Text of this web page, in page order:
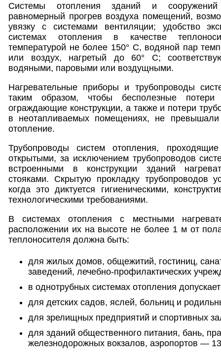
Системы отопления зданий и сооружений
равномерный прогрев воздуха помещений,
увязку с системами вентиляции; удобство
системах отопления в качестве
температурой не более 150° С, водяной пар
или воздух, нагретый до 60° С;
водяными, паровыми или воздущными.
Нагревательные приборы и трубопроводы
таким образом, чтобы бесполезные
ограждающие конструкции, а также и потери
в неотапливаемых помещениях, не
отопление.
Трубопроводы систем отопления,
открытыми, за исключением трубопроводов
встроенными в конструкции зданий
стояками. Скрытую прокладку трубопроводов
когда это диктуется гигиеническими,
технологическими требованиями.
В системах отопления с местными
расположении их на высоте не более 1 м от
теплоносителя должна быть:
для жилых домов, общежитий, гостиниц,
заведений, лечебно-профилактических
в однотрубных системах отопления
для детских садов, яслей, больниц и
для зрелищных предприятий и спортивных
для зданий общественного питания, бань,
железнодорожных вокзалов, аэропортов —